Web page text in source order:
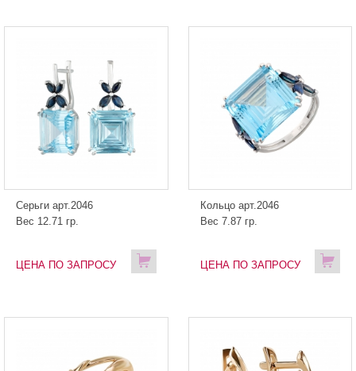
Серьги арт.2046
Вес 12.71 гр.
ЦЕНА ПО ЗАПРОСУ
Кольцо арт.2046
Вес 7.87 гр.
ЦЕНА ПО ЗАПРОСУ